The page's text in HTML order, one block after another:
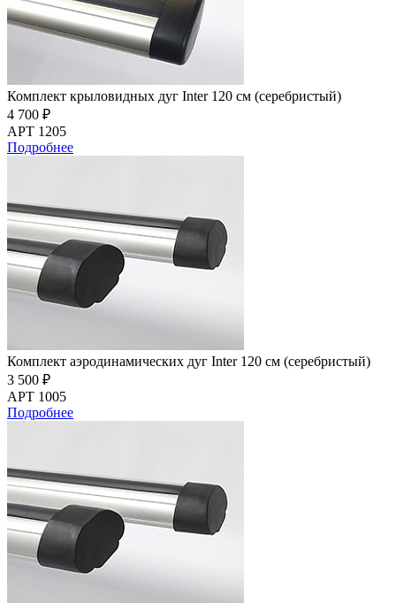
Комплект крыловидных дуг Inter 120 см (серебристый)
4 700 ₽
АРТ 1205
Подробнее
Комплект аэродинамических дуг Inter 120 см (серебристый)
3 500 ₽
АРТ 1005
Подробнее